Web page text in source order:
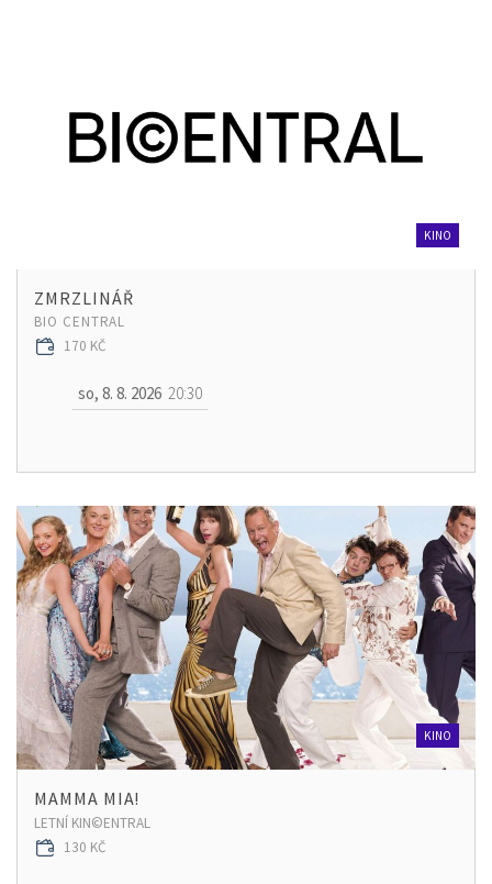
KINO
ZMRZLINÁŘ
BIO CENTRAL
170 KČ
so, 8. 8. 2026 20:30
KINO
MAMMA MIA!
LETNÍ KIN©ENTRAL
130 KČ